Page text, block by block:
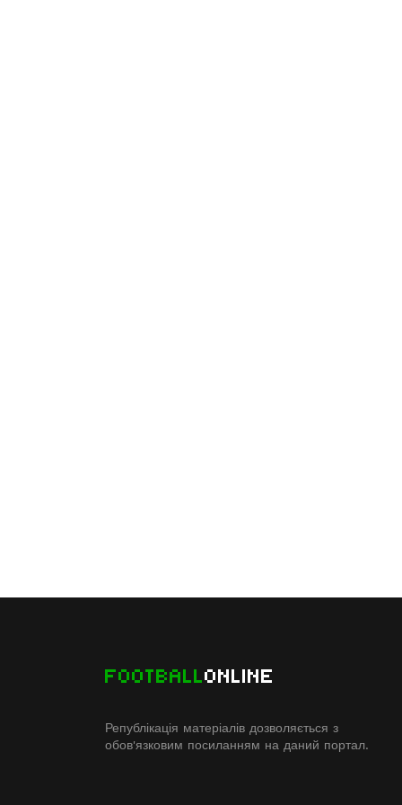
FOOTBALLONLINE
Републікація матеріалів дозволяється з
обов'язковим посиланням на даний портал.